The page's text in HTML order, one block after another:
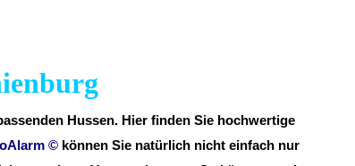
Hussen. Hier finden Sie hochwertige
© können Sie natürlich nicht einfach nur